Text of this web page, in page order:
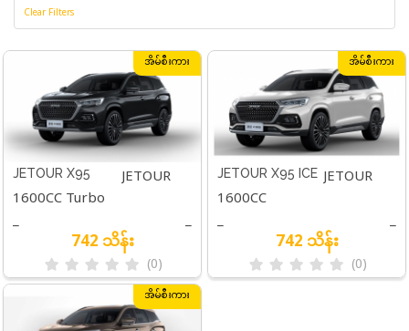
Clear Filters
အိမ်စီးကား
JETOUR X95
MAGIC BLACK (5
JETOUR
SEATS )
1600CC Turbo
_ _
742 သိန်း
(0)
အိမ်စီးကား
JETOUR X95 ICE
WHITE ( 5 SEATS
JETOUR
SEATS )
1600CC
_ _
742 သိန်း
(0)
အိမ်စီးကား